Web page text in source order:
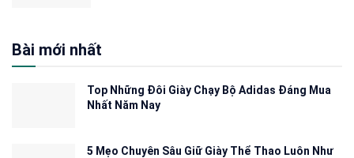
Bài mới nhất
Top Những Đôi Giày Chạy Bộ Adidas Đáng Mua
Nhất Năm Nay
5 Mẹo Chuyên Sâu Giữ Giày Thể Thao Luôn Như